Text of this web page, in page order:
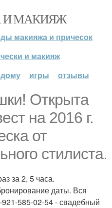
И МАКИЯЖ
макияжа и причесок
и макияж
игры отзывы
Открыта
на 2016 г.
от
стилиста.
за 2, 5 часа.
даты. Вся
585-02-54 - свадебный